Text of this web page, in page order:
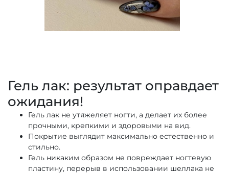
Гель лак: результат оправдает
ожидания!
Гель лак не утяжеляет ногти, а делает их более
прочными, крепкими и здоровыми на вид.
Покрытие выглядит максимально естественно и
стильно.
Гель никаким образом не повреждает ногтевую
пластину, перерыв в использовании шеллака не